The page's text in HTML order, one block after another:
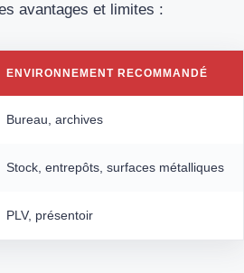
avantages et limites :
ENVIRONNEMENT RECOMMANDÉ
Bureau, archives
Stock, entrepôts, surfaces métalliques
PLV, présentoir